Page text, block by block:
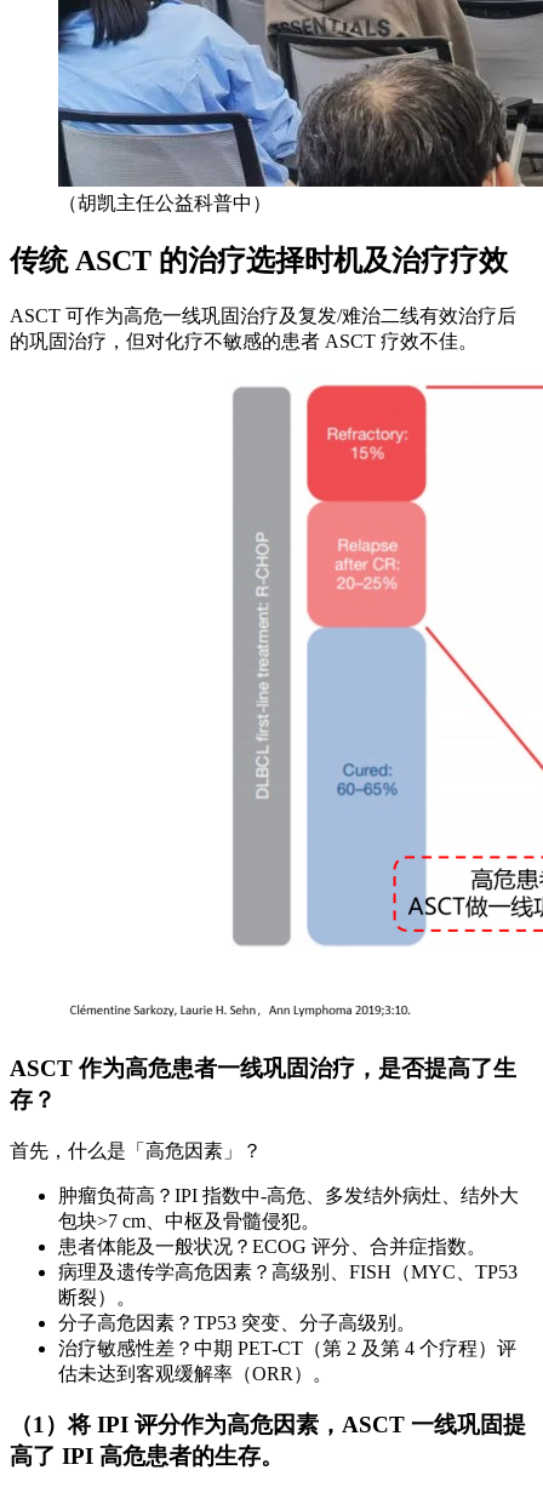
（胡凯主任公益科普中）
传统 ASCT 的治疗选择时机及治疗疗效
ASCT 可作为高危一线巩固治疗及复发/难治二线有效治疗后
的巩固治疗，但对化疗不敏感的患者 ASCT 疗效不佳。
ASCT 作为高危患者一线巩固治疗，是否提高了生
存？
首先，什么是「高危因素」？
肿瘤负荷高？IPI 指数中-高危、多发结外病灶、结外大
包块>7 cm、中枢及骨髓侵犯。
患者体能及一般状况？ECOG 评分、合并症指数。
病理及遗传学高危因素？高级别、FISH（MYC、TP53
断裂）。
分子高危因素？TP53 突变、分子高级别。
治疗敏感性差？中期 PET-CT（第 2 及第 4 个疗程）评
估未达到客观缓解率（ORR）。
（1）将 IPI 评分作为高危因素，ASCT 一线巩固提
高了 IPI 高危患者的生存。